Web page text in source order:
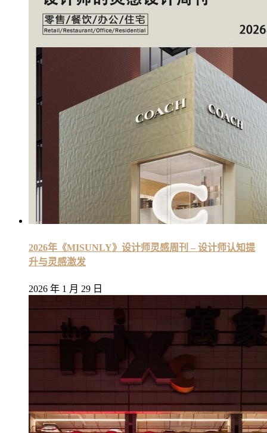
2026年《MISUNLY》设计师灵感周刊 – 设计师认知提
升与灵感激发
2026 年 1 月 29 日